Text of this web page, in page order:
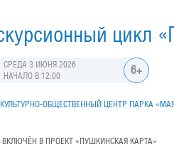
цикл
СРЕДА 3 ИЮНЯ 2026
НАЧАЛО В 12:00
6+
КУЛЬТУРНО-ОБЩЕСТВЕННЫЙ ЦЕНТР ПАРКА
ВКЛЮЧЁН В ПРОЕКТ «ПУШКИНСКАЯ КАРТА»